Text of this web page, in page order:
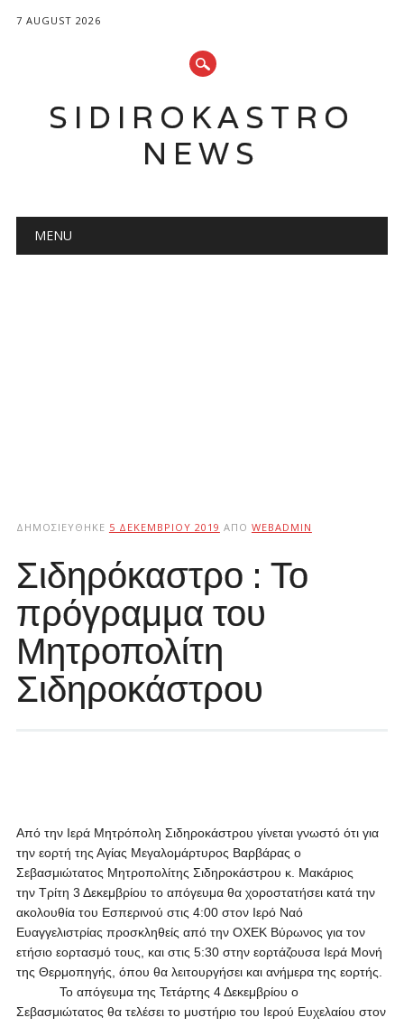
7 AUGUST 2026
SIDIROKASTRO
NEWS
Main menu
MENU
ΔΗΜΟΣΙΕΎΘΗΚΕ 5 ΔΕΚΕΜΒΡΊΟΥ 2019 ΑΠΌ WEBADMIN
Σιδηρόκαστρο : Το
πρόγραμμα του
Μητροπολίτη
Σιδηροκάστρου
Από την Ιερά Μητρόπολη Σιδηροκάστρου γίνεται γνωστό ότι για
την εορτή της Αγίας Μεγαλομάρτυρος Βαρβάρας ο
Σεβασμιώτατος Μητροπολίτης Σιδηροκάστρου κ. Μακάριος
την Τρίτη 3 Δεκεμβρίου το απόγευμα θα χοροστατήσει κατά την
ακολουθία του Εσπερινού στις 4:00 στον Ιερό Ναό
Ευαγγελιστρίας προσκληθείς από την ΟΧΕΚ Βύρωνος για τον
ετήσιο εορτασμό τους, και στις 5:30 στην εορτάζουσα Ιερά Μονή
της Θερμοπηγής, όπου θα λειτουργήσει και ανήμερα της εορτής.
Το απόγευμα της Τετάρτης 4 Δεκεμβρίου ο
Σεβασμιώτατος θα τελέσει το μυστήριο του Ιερού Ευχελαίου στον